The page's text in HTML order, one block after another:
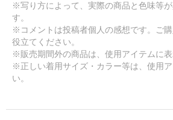
※写り方によって、実際の商品と色味等
す。
※コメントは投稿者個人の感想です。ご
役立てください。
※販売期間外の商品は、使用アイテムに表
※正しい着用サイズ・カラー等は、使用
い。